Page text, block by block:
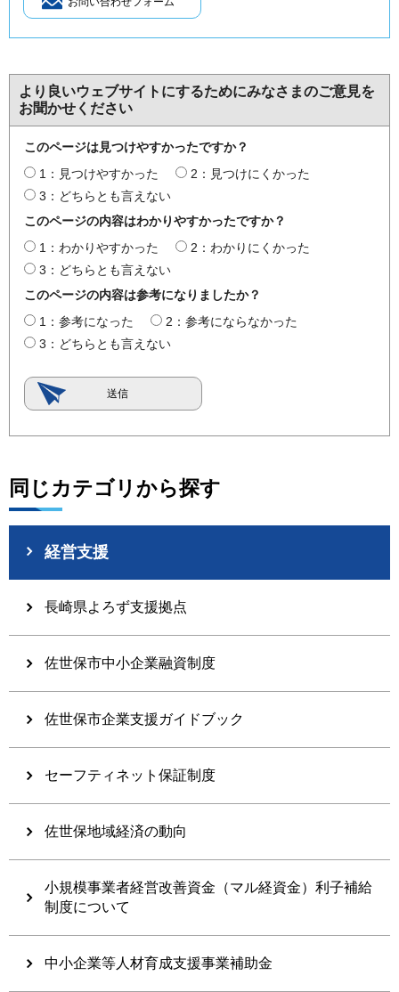
より良いウェブサイトにするためにみなさまのご意見を
お聞かせください
このページは見つけやすかったですか？
1：見つけやすかった
2：見つけにくかった
3：どちらとも言えない
このページの内容はわかりやすかったですか？
1：わかりやすかった
2：わかりにくかった
3：どちらとも言えない
このページの内容は参考になりましたか？
1：参考になった
2：参考にならなかった
3：どちらとも言えない
同じカテゴリから探す
経営支援
長崎県よろず支援拠点
佐世保市中小企業融資制度
佐世保市企業支援ガイドブック
セーフティネット保証制度
佐世保地域経済の動向
小規模事業者経営改善資金（マル経資金）利子補給
制度について
中小企業等人材育成支援事業補助金